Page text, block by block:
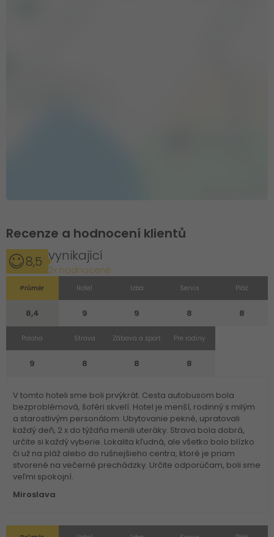
Recenze a hodnocení klientů
8,5 vynikající
2x hodnocené
Průměr
8,4
Hotel
9
Izba
9
Servis
8
Pláž
8
Poloha
9
Strava
8
Zábava a šport
8
Pre rodiny
8
V tomto hoteli sme boli prvýkrát. Cesta autobusom bola
bezproblémová, šoféri skvelí. Hotel je menší, rodinný s milým
a starostlivým personálom. Ubytovanie pekné, upratovali
každý deň, 2 x do týždňa menili uteráky. Strava bola dobrá,
určite si každý vyberie. Lokalita kľudná, ale všetko bolo blízko
či už na pláž alebo do rušnejšieho centra, ktoré je priam
stvorené na večerné prechádzky. Určite odporúčam, boli sme
veľmi spokojní.
Miroslava